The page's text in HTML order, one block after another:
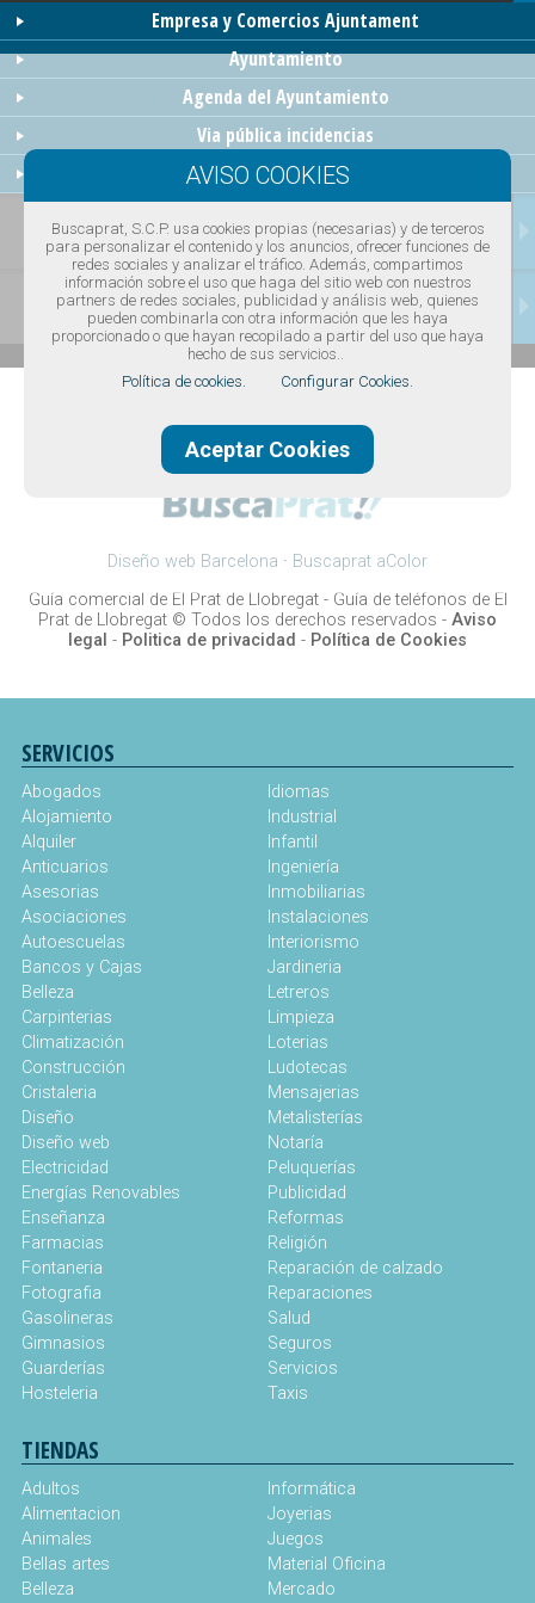
Empresa y Comercios Ajuntament
Ayuntamiento
Agenda del Ayuntamiento
Via pública incidencias
El Prat Digital
TRANSPORTES
CONTACTAR
Diseño web Barcelona · Buscaprat aColor
Guía comercial de El Prat de Llobregat - Guía de teléfonos de El
Prat de Llobregat © Todos los derechos reservados - Aviso
legal - Politica de privacidad - Política de Cookies
SERVICIOS
Abogados
Alojamiento
Alquiler
Anticuarios
Asesorias
Asociaciones
Autoescuelas
Bancos y Cajas
Belleza
Carpinterias
Climatización
Construcción
Cristaleria
Diseño
Diseño web
Electricidad
Energías Renovables
Enseñanza
Farmacias
Fontaneria
Fotografia
Gasolineras
Gimnasios
Guarderías
Hosteleria
Idiomas
Industrial
Infantil
Ingeniería
Inmobiliarias
Instalaciones
Interiorismo
Jardineria
Letreros
Limpieza
Loterias
Ludotecas
Mensajerias
Metalisterías
Notaría
Peluquerías
Publicidad
Reformas
Religión
Reparación de calzado
Reparaciones
Salud
Seguros
Servicios
Taxis
TIENDAS
Adultos
Alimentacion
Animales
Bellas artes
Belleza
Informática
Joyerias
Juegos
Material Oficina
Mercado
Buscaprat, S.C.P. usa cookies propias (necesarias) y de terceros
para personalizar el contenido y los anuncios, ofrecer funciones de
redes sociales y analizar el tráfico. Además, compartimos
información sobre el uso que haga del sitio web con nuestros
partners de redes sociales, publicidad y análisis web, quienes
pueden combinarla con otra información que les haya
proporcionado o que hayan recopilado a partir del uso que haya
hecho de sus servicios..
Política de cookies.
Configurar Cookies.
Aceptar Cookies